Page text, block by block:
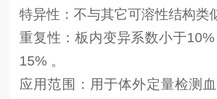
特异性：不与其它可溶性结构类
重复性：板内变异系数小于
15% 。
应用范围：用于体外定量检测